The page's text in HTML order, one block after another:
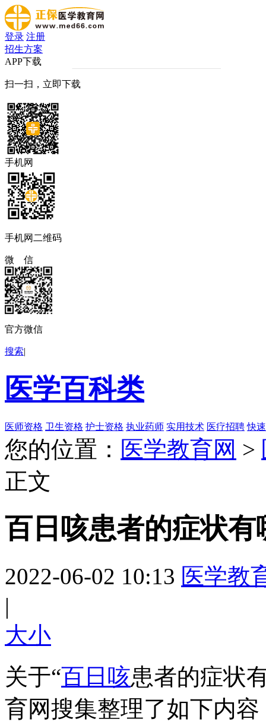
登录 注册
招生方案
APP下载
扫一扫，立即下载
手机网
手机网二维码
微 信
官方微信
搜索|
医学百科类
医师资格 卫生资格 护士资格 执业药师 实用技术 医疗招聘 快
您的位置： 医学教育网 >
正文
百日咳患者的症状有
2022-06-02 10:13 医学教
|
大小
关于“百日咳患者的症状
育网搜集整理了如下内